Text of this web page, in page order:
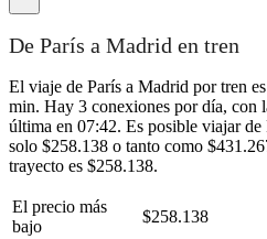
De París a Madrid en tren
El viaje de París a Madrid por tren
min. Hay 3 conexiones por día, con
última en 07:42. Es posible viajar
solo $258.138 o tanto como
trayecto es $258.138.
El precio más
bajo
$258.138